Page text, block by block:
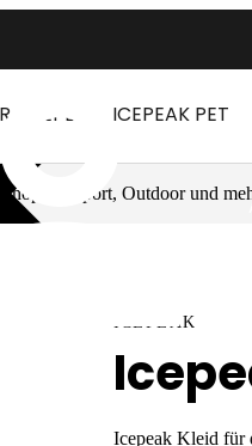
ICEPEAK ICEPEAK PET
für Sport, Outdoor und
ICEPEAK
Icepeak Kleid für